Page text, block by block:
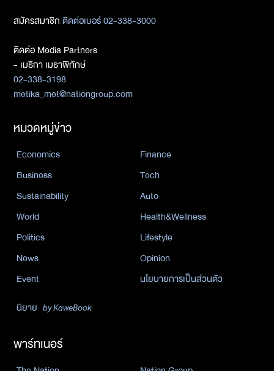
สมัครสมาชิกติดต่อเบอร์ 02-338-3000
ติดต่อ Media Partners
- เมธิกา เมธาพิทักษ์
02-338-3198
metika_met@nationgroup.com
หมวดหมู่ข่าว
Economics
Finance
Business
Tech
Sustainability
Auto
World
Health&Wellness
Politics
Lifestyle
News
Opinion
Event
นโยบายการเป็นส่วนตัว
นิยาย by KaweBook
พาร์ทเนอร์